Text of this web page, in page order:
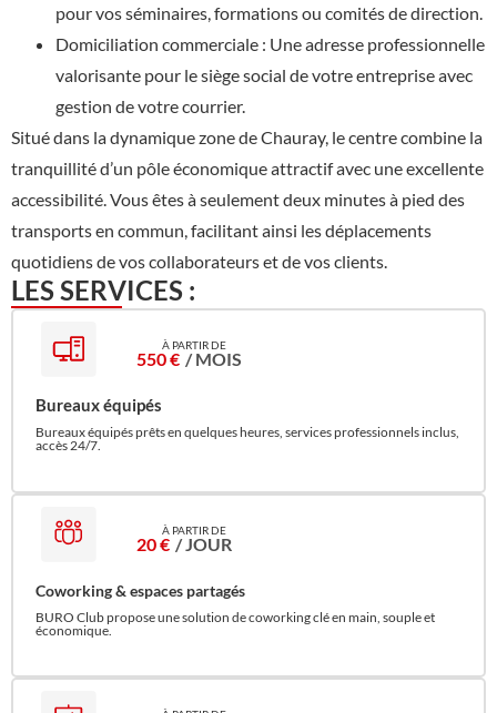
pour vos séminaires, formations ou comités de direction.
Domiciliation commerciale : Une adresse professionnelle
valorisante pour le siège social de votre entreprise avec
gestion de votre courrier.
Situé dans la dynamique zone de Chauray, le centre combine la
tranquillité d’un pôle économique attractif avec une excellente
accessibilité. Vous êtes à seulement deux minutes à pied des
transports en commun, facilitant ainsi les déplacements
quotidiens de vos collaborateurs et de vos clients.
LES SERVICES :
550 € / MOIS
Bureaux équipés
Bureaux équipés prêts en quelques heures, services professionnels inclus,
accès 24/7.
20 € / JOUR
Coworking & espaces partagés
BURO Club propose une solution de coworking clé en main, souple et
économique.